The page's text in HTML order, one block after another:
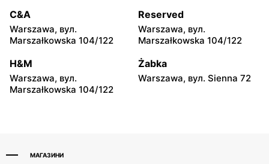
Lok. 1,2
Lewiatan
Petöfiego 3
Lewiatan
48
Lewiatan Lewiatan
C&A
Warszawa, вул.
Marszałkowska 104/122
Reserved
Warszawa, вул.
Marszałkowska 104/122
H&M
Warszawa, вул.
Marszałkowska 104/122
Żabka
Warszawa, вул. Sienna 72
МАГАЗИНИ